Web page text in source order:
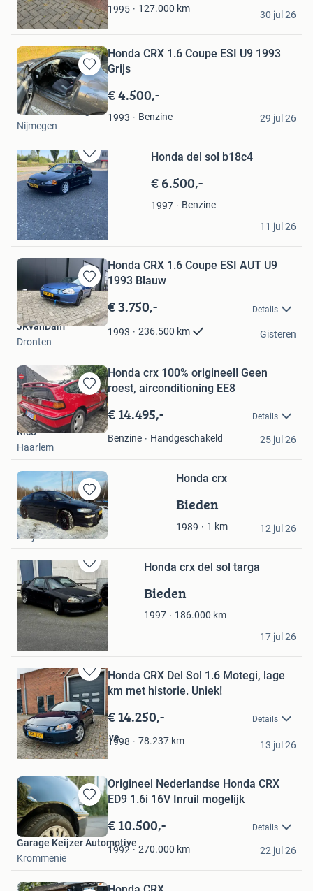
1995 127.000 km
Ramon
Haarlem
30 jul 26
Bewaren
in
Mijn
Favorieten
Honda CRX 1.6 Coupe ESI U9 1993
Grijs
€ 4.500,-
1993 Benzine
Jules Oldenburg
Nijmegen
29 jul 26
Bewaren
in
Mijn
Favorieten
Honda del sol b18c4
€ 6.500,-
1997
Benzine
Stan ros
Beek
11 jul 26
Bewaren
in
Mijn
Favorieten
Honda CRX 1.6 Coupe ESI AUT U9
1993 Blauw
€ 3.750,- Details
1993 236.500 km
JRvanDam
Dronten
Gisteren
Bewaren
in
Mijn
Favorieten
Honda crx 100% origineel! Geen
roest, airconditioning EE8
€ 14.495,- Details
Benzine Handgeschakeld
Rico
Haarlem
25 jul 26
Bewaren
in
Mijn
Favorieten
Honda crx
Bieden
1989 1 km
cootje frog
Zwijndrecht
12 jul 26
Bewaren
in
Mijn
Favorieten
Honda crx del sol targa
Bieden
1997 186.000 km
Jvda
Ter Aar
17 jul 26
Bewaren
in
Mijn
Favorieten
Honda CRX Del Sol 1.6 Motegi, lage
km met historie. Uniek!
€ 14.250,- Details
1998 78.237 km
Autobedrijf Click2Drive
Breda
13 jul 26
Bewaren
in
Mijn
Favorieten
Origineel Nederlandse Honda CRX
ED9 1.6i 16V Inruil mogelijk
€ 10.500,- Details
1992 270.000 km
Garage Keijzer Automotive
Krommenie
22 jul 26